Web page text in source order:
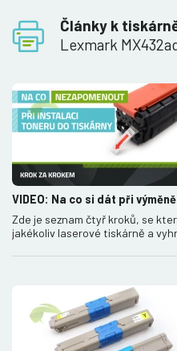
Články k
Lexmark
VIDEO: Na co si dát při
Zde je seznam čtyř kroků, se
jakékoliv laserové tiskárně a